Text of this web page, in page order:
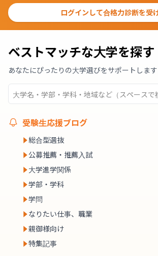
ログインして合格力診断を受
ベストマッチな大学を探す
あなたにぴったりの大学選びをサポートします
受験生応援ブログ
総合型選抜
公募推薦・推薦入試
大学進学関係
学部・学科
学問
なりたい仕事、職業
親御様向け
特集記事